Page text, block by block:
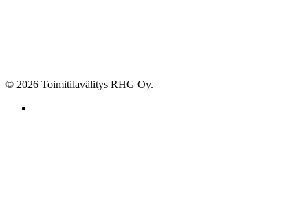
© 2026 Toimitilavälitys RHG Oy.